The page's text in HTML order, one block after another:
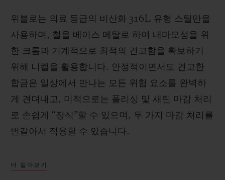
위블로는 의료 등급의 비산화 316L 유형 스틸만을
사용하며, 철을 베이스 메탈로 하여 내마모성을 위
한 크롬과 기계적으로 최적의 견고함을 확보하기
위해 니켈을 활용합니다. 안정적이면서도 견고한
합금은 일상에서 만나는 모든 위험 요소를 완벽하
게 견뎌내고, 미적으로는 폴리싱 및 새틴 마감 처리
로 손쉽게 “장식”할 수 있으며, 두 가지 마감 처리를
번갈아서 적용할 수 있습니다.
더 알아보기